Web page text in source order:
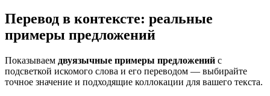
Перевод в контексте: реальные
примеры предложений
Показываем двуязычные примеры предложений с
подсветкой искомого слова и его переводом — выбирайте
точное значение и подходящие коллокации для вашего текста.